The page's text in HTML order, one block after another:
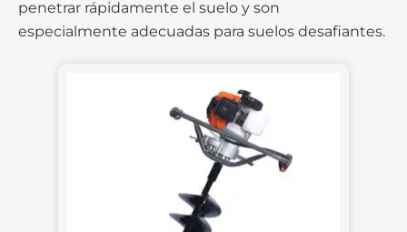
penetrar rápidamente el suelo y son
especialmente adecuadas para suelos desafiantes.